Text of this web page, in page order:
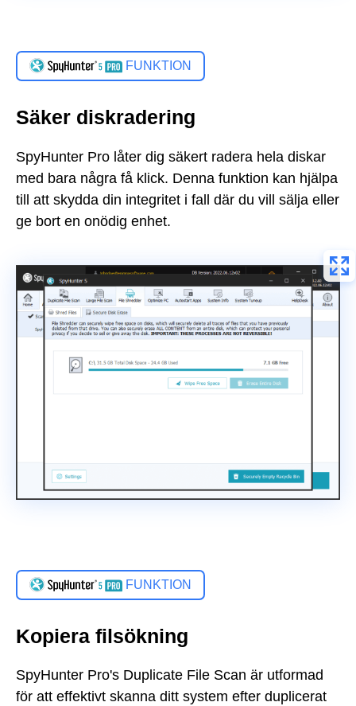
FUNKTION
Säker diskradering
SpyHunter Pro låter dig säkert radera hela diskar
med bara några få klick. Denna funktion kan hjälpa
till att skydda din integritet i fall där du vill sälja eller
ge bort en onödig enhet.
FUNKTION
Kopiera filsökning
SpyHunter Pro's Duplicate File Scan är utformad
för att effektivt skanna ditt system efter duplicerat